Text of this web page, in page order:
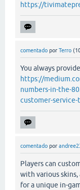
https://
comentado por Terro (
You always
https://
numbers-in-the-
customer-
comentado por
Players can
with various
for a unique in-